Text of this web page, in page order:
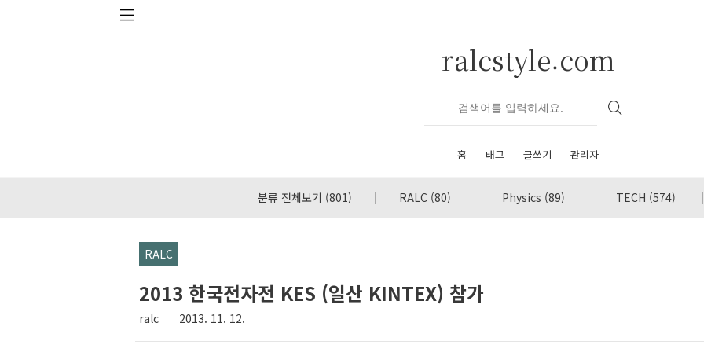
ralcstyle.com
홈 태그 글쓰기 관리자
분류 전체보기 (801) RALC (80) Physics (89) TECH (574)
RALC
2013 한국전자전 KES (일산 KINTEX) 참가
ralc 2013. 11. 12.